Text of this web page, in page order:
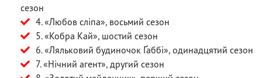
сезон
4. «Любов сліпа», восьмий сезон
5. «Кобра Кай», шостий сезон
6. «Ляльковий будиночок Ґаббі», одинадцятий сезон
7. «Нічний агент», другий сезон